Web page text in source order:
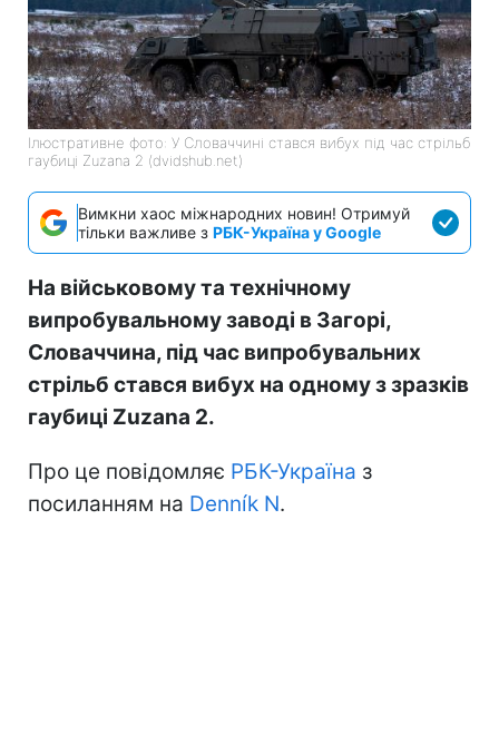
Ілюстративне фото: У Словаччині стався вибух під час стрільб
гаубиці Zuzana 2 (dvidshub.net)
Вимкни хаос міжнародних новин! Отримуй
тільки важливе з РБК-Україна у Google
На військовому та технічному
випробувальному заводі в Загорі,
Словаччина, під час випробувальних
стрільб стався вибух на одному з зразків
гаубиці Zuzana 2.
Про це повідомляє РБК-Україна з
посиланням на Denník N.